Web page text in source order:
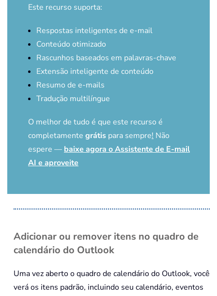
Este recurso suporta:
Respostas inteligentes de e-mail
Conteúdo otimizado
Rascunhos baseados em palavras-chave
Extensão inteligente de conteúdo
Resumo de e-mails
Tradução multilíngue
O melhor de tudo é que este recurso é
completamente grátis para sempre! Não
espere — baixe agora o Assistente de E-mail
AI e aproveite
Adicionar ou remover itens no quadro de
calendário do Outlook
Uma vez aberto o quadro de calendário do Outlook, você
verá os itens padrão, incluindo seu calendário, eventos